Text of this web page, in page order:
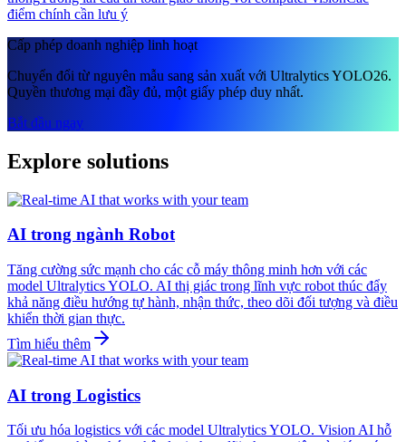
điểm chính cần lưu ý
Cấp phép doanh nghiệp linh hoạt
Chuyển đổi từ nguyên mẫu sang sản xuất với Ultralytics YOLO26.
Quyền thương mại đầy đủ, một giấy phép duy nhất.
Bắt đầu ngay
Explore solutions
AI trong ngành Robot
Tăng cường sức mạnh cho các cỗ máy thông minh hơn với các
model Ultralytics YOLO. AI thị giác trong lĩnh vực robot thúc đẩy
khả năng điều hướng tự hành, nhận thức, theo dõi đối tượng và điều
khiển thời gian thực.
Tìm hiểu thêm
AI trong Logistics
Tối ưu hóa logistics với các model Ultralytics YOLO. Vision AI hỗ